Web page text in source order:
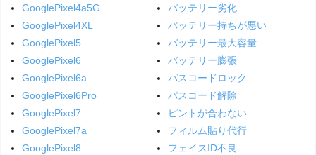
GooglePixel4a5G
GooglePixel4XL
GooglePixel5
GooglePixel6
GooglePixel6a
GooglePixel6Pro
GooglePixel7
GooglePixel7a
GooglePixel8
バッテリー劣化
バッテリー持ちが悪い
バッテリー最大容量
バッテリー膨張
パスコードロック
パスコード解除
ピントが合わない
フィルム貼り代行
フェイスID不良